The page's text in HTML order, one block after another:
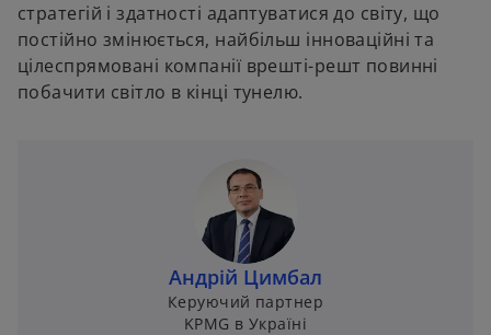
стратегій і здатності адаптуватися до світу, що
постійно змінюється, найбільш інноваційні та
цілеспрямовані компанії врешті-решт повинні
побачити світло в кінці тунелю.
Андрій Цимбал
Керуючий партнер
KPMG в Україні